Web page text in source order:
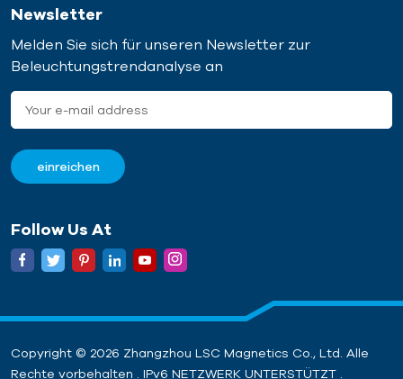
Newsletter
Melden Sie sich für unseren Newsletter zur
Beleuchtungstrendanalyse an
Follow Us At
Copyright © 2026 Zhangzhou LSC Magnetics Co., Ltd. Alle
Rechte vorbehalten . IPv6 NETZWERK UNTERSTÜTZT .